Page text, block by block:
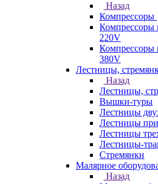
Назад
Компрессоры
Компрессоры
220V
Компрессоры
380V
Лестницы,
Назад
Лестницы,
Вышки-туры
Лестницы
Лестницы
Лестницы
Лестницы-
Стремянки
Малярное
Назад